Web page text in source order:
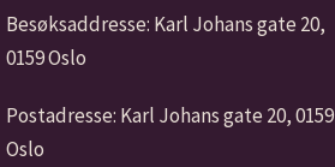
Besøksaddresse: Karl Johans gate 20,
0159 Oslo
Postadresse: Karl Johans gate 20, 0159
Oslo